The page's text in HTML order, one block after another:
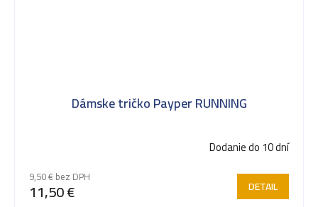
Dámske tričko Payper RUNNING
Dodanie do 10 dní
9,50 € bez DPH
11,50 € DETAIL